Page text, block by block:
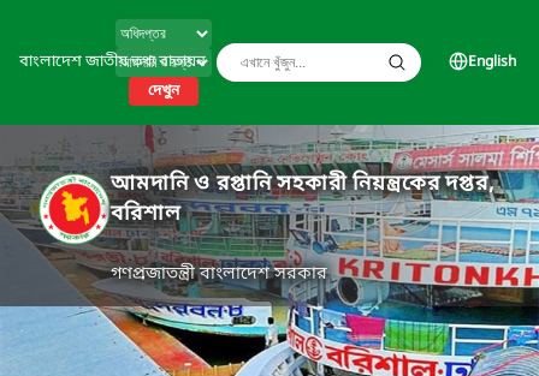
বাংলাদেশ জাতীয় তথ্য বাতায়ন
দেখুন
English
আমদানি ও রপ্তানি সহকারী নিয়ন্ত্রকের দপ্তর,
বরিশাল
গণপ্রজাতন্ত্রী বাংলাদেশ সরকার